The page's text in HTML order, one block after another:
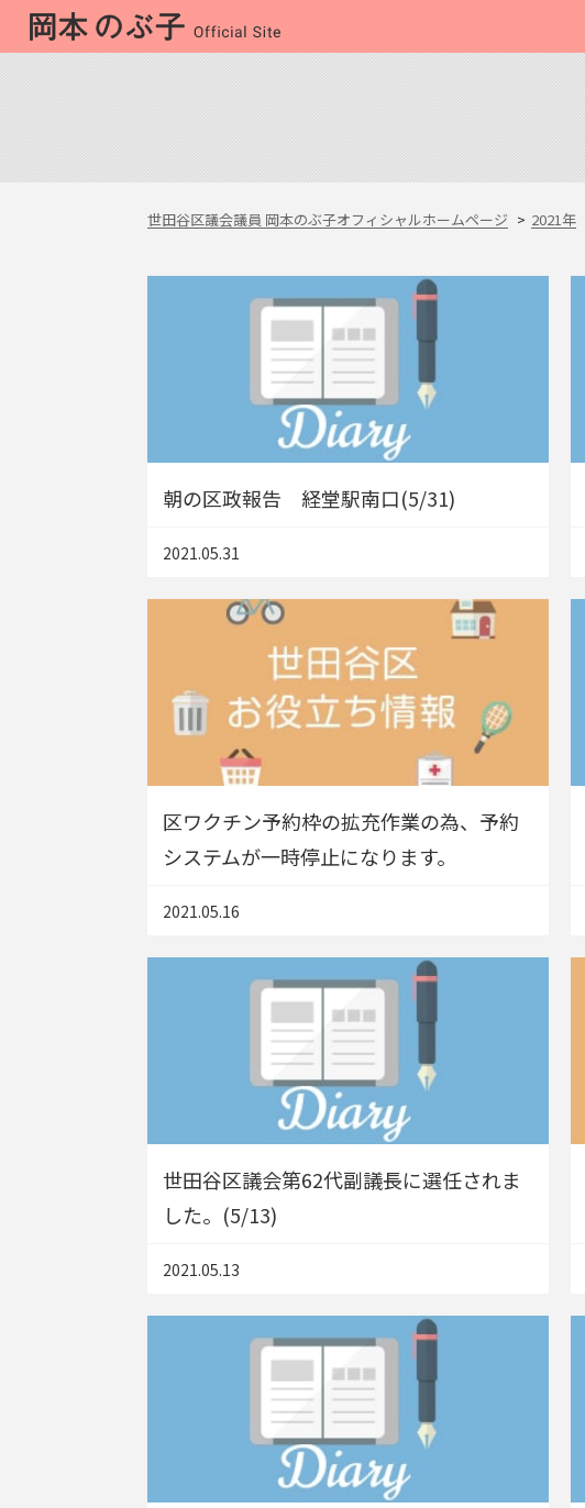
世田谷区議会議員 岡本のぶ子オフィシャルホームページ 2021年
朝の区政報告 経堂駅南口(5/31)
2021.05.31
区ワクチン予約枠の拡充作業の為、予約
システムが一時停止になります。
2021.05.16
世田谷区議会第62代副議長に選任されま
した。(5/13)
2021.05.13